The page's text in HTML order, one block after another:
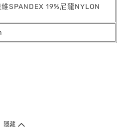
SPANDEX 19%尼龍NYLON
隱藏